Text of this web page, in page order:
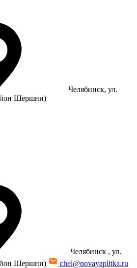
Челябинск, ул.
Шершни)
Челябинск , ул.
Шершни)
chel@novayaplitka.ru